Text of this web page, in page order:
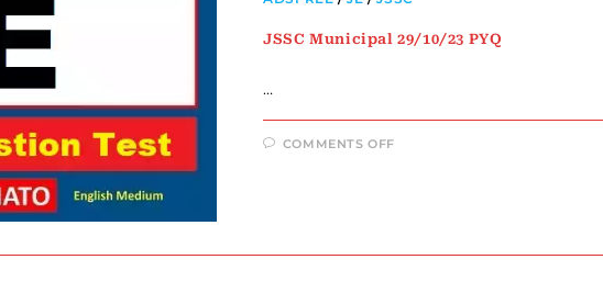
JSSC Municipal 29/10/23 PYQ
…
COMMENTS OFF